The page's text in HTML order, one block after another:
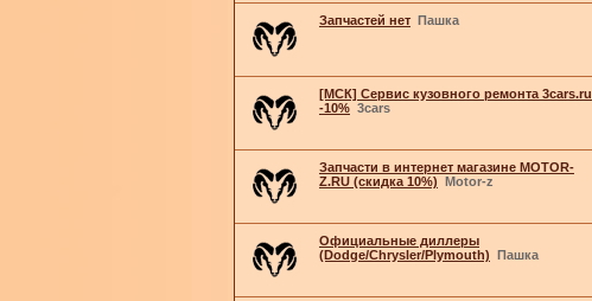
Запчастей нет Пашка
[МСК] Сервис кузовного ремонта 3cars.ru
-10% 3cars
Запчасти в интернет магазине MOTOR-
Z.RU (cкидка 10%) Motor-z
Официальные диллеры
(Dodge/Chrysler/Plymouth) Пашка